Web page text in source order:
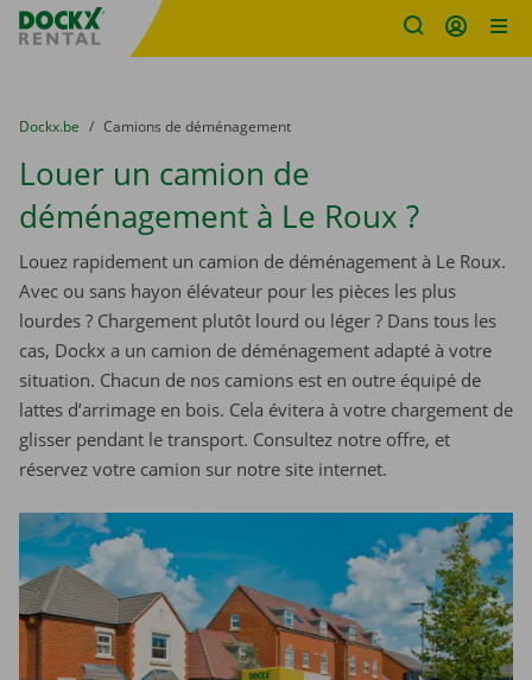
sitename
You are here:
du
Dockx.be to
Camions de déménagement
Louer un camion de
déménagement à Le Roux ?
Louez rapidement un camion de déménagement à Le Roux.
Avec ou sans hayon élévateur pour les pièces les plus
lourdes ? Chargement plutôt lourd ou léger ? Dans tous les
cas, Dockx a un camion de déménagement adapté à votre
situation. Chacun de nos camions est en outre équipé de
lattes d’arrimage en bois. Cela évitera à votre chargement de
glisser pendant le transport. Consultez notre offre, et
réservez votre camion sur notre site internet.